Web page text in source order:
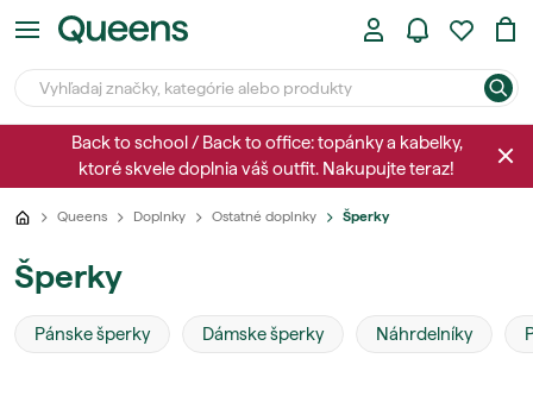
Back to school / Back to office: topánky a kabelky,
ktoré skvele doplnia váš outfit. Nakupujte teraz!
Queens Doplnky Ostatné doplnky Šperky
Šperky
Pánske šperky Dámske šperky Náhrdelníky